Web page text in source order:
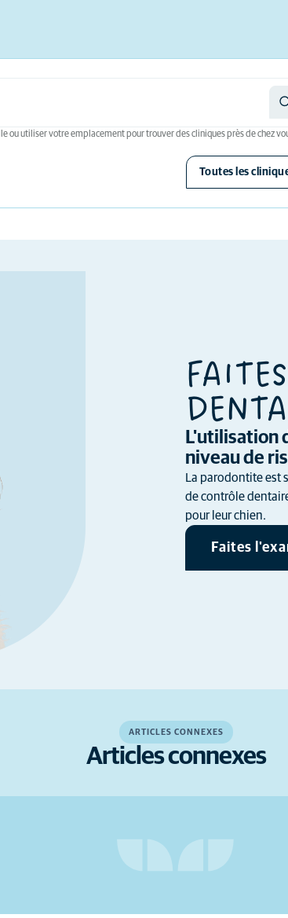
ou utiliser votre emplacement pour trouver des cliniques près de chez
Toutes les
L'utilisation
niveau de
La parodontite est
de contrôle
pour leur chien.
Faites
ARTICLES CONNEXES
Articles connexes